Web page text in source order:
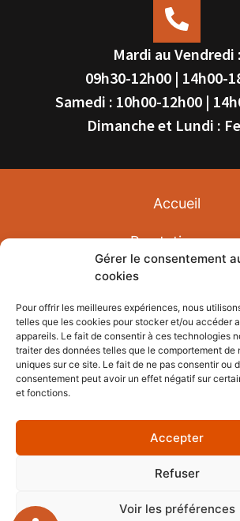
Gérer le consentement
cookies
Pour offrir les meilleures expériences, nous
telles que les cookies pour stocker et/ou accéder
appareils. Le fait de consentir à ces technologies
traiter des données telles que le comportement de
uniques sur ce site. Le fait de ne pas consentir ou
consentement peut avoir un effet négatif sur
et fonctions.
Accepter
Refuser
Voir les préférences
Mardi au Vendredi :
09h30-12h00 | 14h00-
Samedi : 10h00-12h00 |
Dimanche et Lundi :
Accueil
Prestations
Réalisations
Actualités
Mentions légales